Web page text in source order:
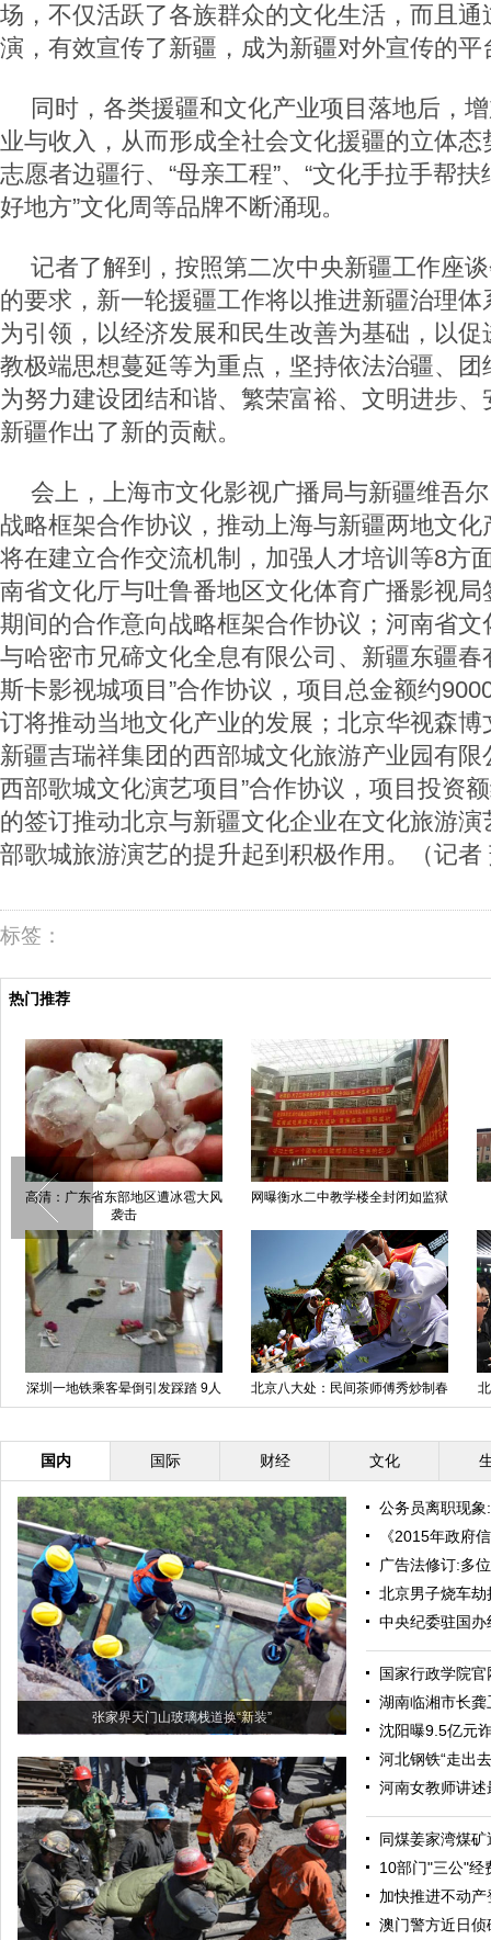
场，不仅活跃了各族群众的文化生活，而且
演，有效宣传了新疆，成为新疆对外宣传的平
同时，各类援疆和文化产业项目落地后，
业与收入，从而形成全社会文化援疆的立体态
志愿者边疆行、“母亲工程”、“文化手拉手帮扶
好地方”文化周等品牌不断涌现。
记者了解到，按照第二次中央新疆工作座
的要求，新一轮援疆工作将以推进新疆治理
为引领，以经济发展和民生改善为基础，以
教极端思想蔓延等为重点，坚持依法治疆、
为努力建设团结和谐、繁荣富裕、文明进步
新疆作出了新的贡献。
会上，上海市文化影视广播局与新疆维吾
战略框架合作协议，推动上海与新疆两地文
将在建立合作交流机制，加强人才培训等8方
南省文化厅与吐鲁番地区文化体育广播影视局
期间的合作意向战略框架合作协议；河南省
与哈密市兄碲文化全息有限公司、新疆东疆春
斯卡影视城项目”合作协议，项目总金额约
订将推动当地文化产业的发展；北京华视森
新疆吉瑞祥集团的西部城文化旅游产业园有限
西部歌城文化演艺项目”合作协议，项目投资
的签订推动北京与新疆文化企业在文化旅游
部歌城旅游演艺的提升起到积极作用。（记者
标签：
热门推荐
火
分列
男女冒雨相亲 搭配衔杯传水增感
成都一80吨砂石车爆胎翻倒压教
路人冒充明星“闯入”北京电影节红
毯
中国日报一周图片精选：4月11
日-17日
国内 国际 财经 文化
张家界天门山玻璃栈道换“新装”
公务员离职现
《2015年政府
广告法修订:多
北京男子烧车
中央纪委驻国
国家行政学院
湖南临湘市长
沈阳曝9.5亿元
河北钢铁“走出
河南女教师讲
同煤姜家湾煤
10部门"三公"经
加快推进不动
澳门警方近日